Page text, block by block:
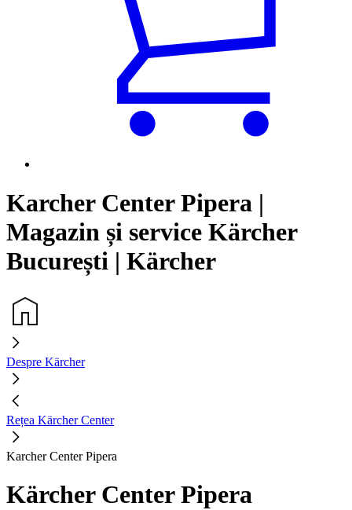
Karcher Center Pipera |
Magazin și service Kärcher
București | Kärcher
Despre Kärcher
Rețea Kärcher Center
Karcher Center Pipera
Kärcher Center Pipera